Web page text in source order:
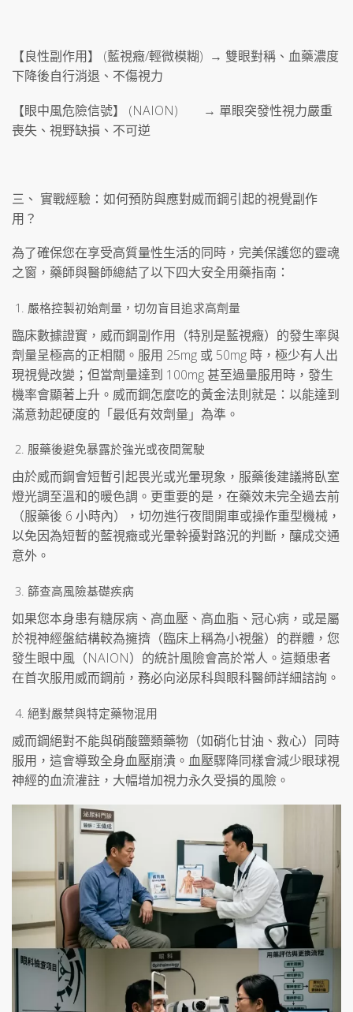
【良性副作用】 (藍視癥/輕微模糊) → 雙眼對稱、血藥濃度
下降後自行消退、不傷視力
【眼中風危險信號】 (NAION) → 單眼突發性視力嚴重
喪失、視野缺損、不可逆
三、 實戰經驗：如何預防與應對威而鋼引起的視覺副作
用？
為了確保您在享受高質量性生活的同時，完美保護您的靈魂
之窗，藥師與醫師總結了以下四大安全用藥指南：
嚴格控製初始劑量，切勿盲目追求高劑量
臨床數據證實，威而鋼副作用（特別是藍視癥）的發生率與
劑量呈極高的正相關。服用 25mg 或 50mg 時，極少有人出
現視覺改變；但當劑量達到 100mg 甚至過量服用時，發生
機率會顯著上升。威而鋼怎麼吃的黃金法則就是：以能達到
滿意勃起硬度的「最低有效劑量」為準。
服藥後避免暴露於強光或夜間駕駛
由於威而鋼會短暫引起畏光或光暈現象，服藥後建議將臥室
燈光調至溫和的暖色調。更重要的是，在藥效未完全過去前
（服藥後 6 小時內），切勿進行夜間開車或操作重型機械，
以免因為短暫的藍視癥或光暈幹擾對路況的判斷，釀成交通
意外。
篩查高風險基礎疾病
如果您本身患有糖尿病、高血壓、高血脂、冠心病，或是屬
於視神經盤結構較為擁擠（臨床上稱為小視盤）的群體，您
發生眼中風（NAION）的統計風險會高於常人。這類患者
在首次服用威而鋼前，務必向泌尿科與眼科醫師詳細諮詢。
絕對嚴禁與特定藥物混用
威而鋼絕對不能與硝酸鹽類藥物（如硝化甘油、救心）同時
服用，這會導致全身血壓崩潰。血壓驟降同樣會減少眼球視
神經的血流灌註，大幅增加視力永久受損的風險。